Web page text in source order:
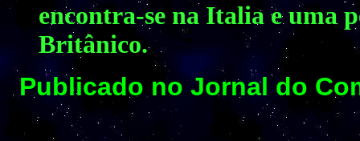
encontra-se na Italia e uma
Britânico.
Publicado no Jornal do